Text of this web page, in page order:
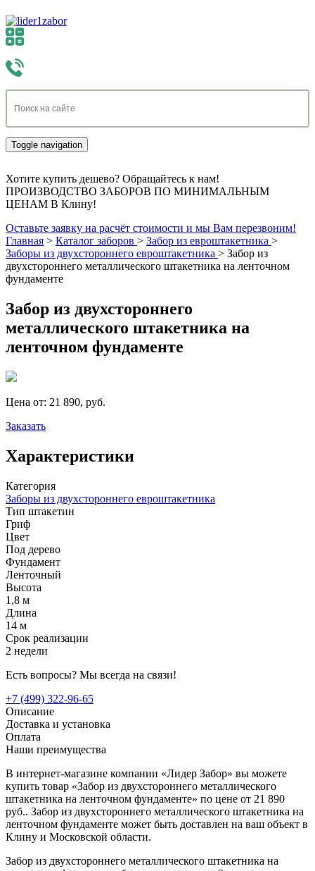
Toggle navigation
Хотите купить дешево? Обращайтесь к нам!
ПРОИЗВОДСТВО ЗАБОРОВ ПО МИНИМАЛЬНЫМ
ЦЕНАМ В Клину!
Оставьте заявку на расчёт стоимости и мы Вам перезвоним!
Главная > Каталог заборов > Забор из евроштакетника >
Заборы из двухстороннего евроштакетника > Забор из
двухстороннего металлического штакетника на ленточном
фундаменте
Забор из двухстороннего
металлического штакетника на
ленточном фундаменте
Цена от: 21 890, руб.
Заказать
Характеристики
Категория
Заборы из двухстороннего евроштакетника
Тип штакетин
Гриф
Цвет
Под дерево
Фундамент
Ленточный
Высота
1,8 м
Длина
14 м
Срок реализации
2 недели
Есть вопросы? Мы всегда на связи!
+7 (499) 322-96-65
Описание
Доставка и установка
Оплата
Наши преимущества
В интернет-магазине компании «Лидер Забор» вы можете
купить товар «Забор из двухстороннего металлического
штакетника на ленточном фундаменте» по цене от 21 890
руб.. Забор из двухстороннего металлического штакетника на
ленточном фундаменте может быть доставлен на ваш объект в
Клину и Московской области.
Забор из двухстороннего металлического штакетника на